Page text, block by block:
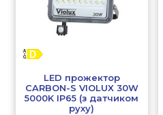
LED прожектор
CARBON-S VIOLUX 30W
5000K IP65 (з датчиком
руху)